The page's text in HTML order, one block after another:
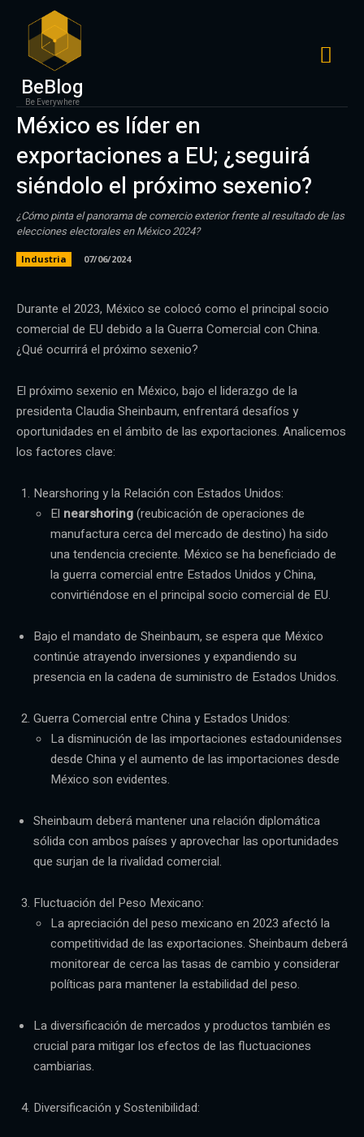
BeBlog
Be Everywhere
México es líder en
exportaciones a EU; ¿seguirá
siéndolo el próximo sexenio?
¿Cómo pinta el panorama de comercio exterior frente al resultado de las
elecciones electorales en México 2024?
Industria 07/06/2024
Durante el 2023, México se colocó como el principal socio
comercial de EU debido a la Guerra Comercial con China.
¿Qué ocurrirá el próximo sexenio?
El próximo sexenio en México, bajo el liderazgo de la
presidenta Claudia Sheinbaum, enfrentará desafíos y
oportunidades en el ámbito de las exportaciones. Analicemos
los factores clave:
Nearshoring y la Relación con Estados Unidos:
El nearshoring(reubicación de operaciones de
manufactura cerca del mercado de destino) ha sido
una tendencia creciente. México se ha beneficiado de
la guerra comercial entre Estados Unidos y China,
convirtiéndose en el principal socio comercial de EU.
Bajo el mandato de Sheinbaum, se espera que México
continúe atrayendo inversiones y expandiendo su
presencia en la cadena de suministro de Estados Unidos.
Guerra Comercial entre China y Estados Unidos:
La disminución de las importaciones estadounidenses
desde China y el aumento de las importaciones desde
México son evidentes.
Sheinbaum deberá mantener una relación diplomática
sólida con ambos países y aprovechar las oportunidades
que surjan de la rivalidad comercial.
Fluctuación del Peso Mexicano:
La apreciación del peso mexicano en 2023 afectó la
competitividad de las exportaciones. Sheinbaum deberá
monitorear de cerca las tasas de cambio y considerar
políticas para mantener la estabilidad del peso.
La diversificación de mercados y productos también es
crucial para mitigar los efectos de las fluctuaciones
cambiarias.
Diversificación y Sostenibilidad: